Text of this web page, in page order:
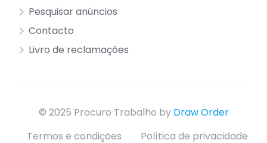
Pesquisar anúncios
Contacto
Livro de reclamações
© 2025 Procuro Trabalho by Draw Order
Termos e condições
Política de privacidade